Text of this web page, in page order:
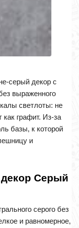
серый декор с
выраженного
светлоты: не
как графит. Из-за
базы, к которой
и
декор Серый
серого без
и равномерное,